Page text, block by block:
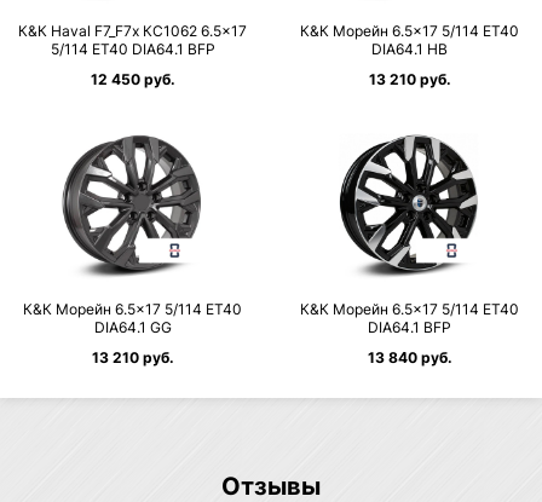
К&К Haval F7_F7x КС1062 6.5×17
5/114 ET40 DIA64.1 BFP
12 450 руб.
К&К Морейн 6.5×17 5/114 ET40
DIA64.1 HB
13 210 руб.
К&К Морейн 6.5×17 5/114 ET40
DIA64.1 GG
13 210 руб.
К&К Морейн 6.5×17 5/114 ET40
DIA64.1 BFP
13 840 руб.
Отзывы